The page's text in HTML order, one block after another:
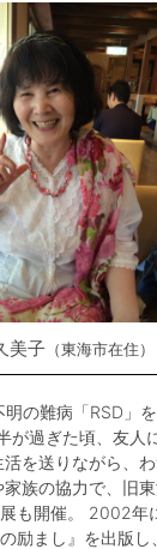
美子 東海市在住
の難病「RSD」
が過ぎた頃、友人
を送りながら、
族の協力で、旧
も開催。 2002年
励まし』を出版し